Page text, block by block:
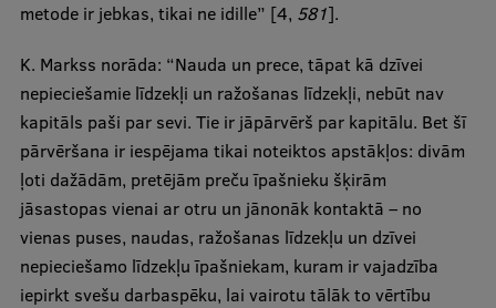
metode ir jebkas, tikai ne idille” [4, 581].
K. Markss norāda: “Nauda un prece, tāpat kā dzīvei
nepieciešamie līdzekļi un ražošanas līdzekļi, nebūt nav
kapitāls paši par sevi. Tie ir jāpārvērš par kapitālu. Bet šī
pārvēršana ir iespējama tikai noteiktos apstākļos: divām
ļoti dažādām, pretējām preču īpašnieku šķirām
jāsastopas vienai ar otru un jānonāk kontaktā – no
vienas puses, naudas, ražošanas līdzekļu un dzīvei
nepieciešamo līdzekļu īpašniekam, kuram ir vajadzība
iepirkt svešu darbaspēku, lai vairotu tālāk to vērtību